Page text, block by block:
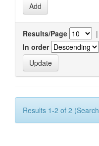
Results/Page |
In order
Results 1-2 of 2